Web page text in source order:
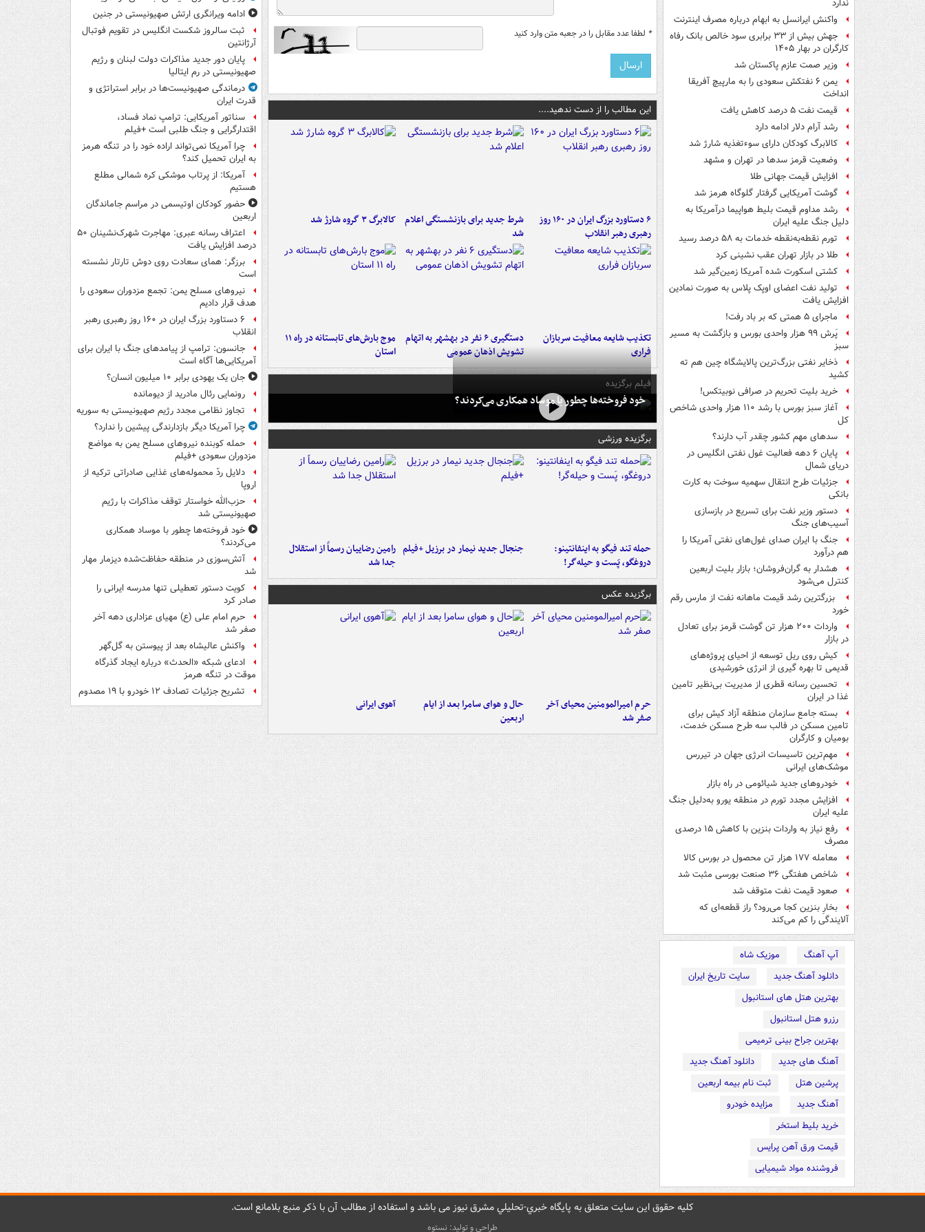
ندارد
واکنش ایرانسل به ابهام درباره مصرف اینترنت
جهش بیش از ۳۳ برابری سود خالص بانک رفاه
کارگران در بهار ۱۴۰۵
وزیر صمت عازم پاکستان شد
یمن ۶ نفتکش سعودی را به مارپیچ آفریقا
انداخت
قیمت نفت ۵ درصد کاهش یافت
رشد آرام دلار ادامه دارد
کالابرگ کودکان دارای سوءتغذیه شارژ شد
وضعیت قرمز سدها در تهران و مشهد
افزایش قیمت جهانی طلا
گوشت آمریکایی گرفتار گلوگاه هرمز شد
رشد مداوم قیمت بلیط هواپیما درآمریکا به
دلیل جنگ علیه ایران
تورم نقطه‌به‌نقطه خدمات به ۵۸ درصد رسید
طلا در بازار تهران عقب نشینی کرد
کشتی اسکورت شده آمریکا زمین‌گیر شد
تولید نفت اعضای اوپک پلاس به صورت نمادین
افزایش یافت
ماجرای ۵ همتی که بر باد رفت!
پَرش ۹۹ هزار واحدی بورس و بازگشت به مسیر
سبز
ذخایر نفتی بزرگ‌ترین پالایشگاه چین هم ته
کشید
خرید بلیت تحریم در صرافی نوبیتکس!
آغاز سبز بورس با رشد ۱۱۰ هزار واحدی شاخص
کل
سدهای مهم کشور چقدر آب دارند؟
پایان ۶ دهه فعالیت غول نفتی انگلیس در
دریای شمال
جزئیات طرح انتقال سهمیه سوخت به کارت
بانکی
دستور وزیر نفت برای تسریع در بازسازی
آسیب‌های جنگ
جنگ با ایران صدای غول‌های نفتی آمریکا را
هم درآورد
هشدار به گران‌فروشان؛ بازار بلیت اربعین
کنترل می‌شود
بزرگترین رشد قیمت ماهانه نفت از مارس رقم
خورد
واردات ۲۰۰ هزار تن گوشت قرمز برای تعادل
در بازار
کیش روی ریل توسعه از احیای پروژه‌های
قدیمی تا بهره گیری از انرژی خورشیدی
تحسین رسانه قطری از مدیریت بی‌نظیر تامین
غذا در ایران
بسته جامع سازمان منطقه آزاد کیش برای
تامین مسکن در فالب سه طرح مسکن خدمت،
بومیان و کارگران
مهم‌ترین تاسیسات انرژی جهان در تیررس
موشک‌های ایرانی
خودروهای جدید شیائومی در راه بازار
افزایش مجدد تورم در منطقه یورو به‌دلیل جنگ
علیه ایران
رفع نیاز به واردات بنزین با کاهش ۱۵ درصدی
مصرف
معامله ۱۷۷ هزار تن محصول در بورس کالا
شاخص‌ هفتگی ۳۶ صنعت بورسی مثبت شد
صعود قیمت نفت متوقف شد
بخارِ بنزین کجا می‌رود؟ راز قطعه‌ای که
آلایندگی را کم می‌کند
آپ آهنگ
موزیک شاه
دانلود آهنگ جدید
سایت تاریخ ایران
بهترین هتل های استانبول
رزرو هتل استانبول
بهترین جراح بینی ترمیمی
آهنگ های جدید
دانلود آهنگ جدید
پرشین هتل
ثبت نام بیمه اربعین
آهنگ جدید
مزایده خودرو
خرید بلیط استخر
قیمت ورق آهن پرایس
فروشنده مواد شیمیایی
* لطفا عدد مقابل را در جعبه متن وارد کنید
این مطالب را از دست ندهید....
۶ دستاورد بزرگ ایران در ۱۶۰ روز
رهبری رهبر انقلاب
شرط جدید برای بازنشستگی اعلام
شد
کالابرگ ۳ گروه شارژ شد
تکذیب شایعه معافیت سربازان
فراری
دستگیری ۶ نفر در بهشهر به اتهام
تشویش اذهان عمومی
موج بارش‌های تابستانه در راه ۱۱
استان
فیلم برگزیده
خود فروخته‌ها چطور با موساد همکاری می‌کردند؟
برگزیده ورزشی
حمله تند فیگو به اینفانتینو:
دروغگو، پَست‌ و حیله‌گر!
جنجال جدید نیمار در برزیل +فیلم رامین رضاییان رسماً از استقلال
جدا شد
برگزیده عکس
حرم امیرالمومنین محیای آخر
صفر شد
حال و هوای سامرا بعد از ایام
اربعین
آهوی ایرانی
ادامه ویرانگری ارتش صهیونیستی در جنین
ثبت سالروز شکست انگلیس در تقویم فوتبال
آرژانتین
پایان دور جدید مذاکرات دولت لبنان و رژیم
صهیونیستی در رم ایتالیا
درماندگی صهیونیست‌ها در برابر استراتژی و
قدرت ایران
سناتور آمریکایی: ترامپ نماد فساد،
اقتدارگرایی و جنگ طلبی است +فیلم
چرا آمریکا نمی‌تواند اراده خود را در تنگه هرمز
به ایران تحمیل کند؟
آمریکا: از پرتاب موشکی کره شمالی مطلع
هستیم
حضور کودکان اوتیسمی در مراسم جاماندگان
اربعین
اعتراف رسانه عبری: مهاجرت شهرک‌نشینان ۵۰
درصد افزایش یافت
برزگر: همای سعادت روی دوش تارتار نشسته
است
نیروهای مسلح یمن: تجمع مزدوران سعودی را
هدف قرار دادیم
۶ دستاورد بزرگ ایران در ۱۶۰ روز رهبری رهبر
انقلاب
جانسون: ترامپ از پیامدهای جنگ با ایران برای
آمریکایی‌ها آگاه است
جان یک یهودی برابر ۱۰ میلیون انسان؟
رونمایی رئال مادرید از دیومانده
تجاوز نظامی مجدد رژیم صهیونیستی به سوریه
چرا آمریکا دیگر بازدارندگی پیشین را ندارد؟
حمله کوبنده نیروهای مسلح یمن به مواضع
مزدوران سعودی +فیلم
دلایل ردّ محموله‌های غذایی صادراتی ترکیه از
اروپا
حزب‌الله خواستار توقف مذاکرات با رژیم
صهیونیستی شد
خود فروخته‌ها چطور با موساد همکاری
می‌کردند؟
آتش‌سوزی در منطقه حفاظت‌شده دیزمار مهار
شد
کویت دستور تعطیلی تنها مدرسه ایرانی را
صادر کرد
حرم امام علی (ع) مهیای عزاداری دهه آخر
صفر شد
واکنش عالیشاه بعد از پیوستن به گل‌گهر
ادعای شبکه «الحدث» درباره ایجاد گذرگاه
موقت در تنگه هرمز
تشریح جزئیات تصادف ۱۲ خودرو با ۱۹ مصدوم
کليه حقوق اين سايت متعلق به پایگاه خبري-تحليلي مشرق نيوز می باشد و استفاده از مطالب آن با ذکر منبع بلامانع است.
طراحی و تولید: نستوه